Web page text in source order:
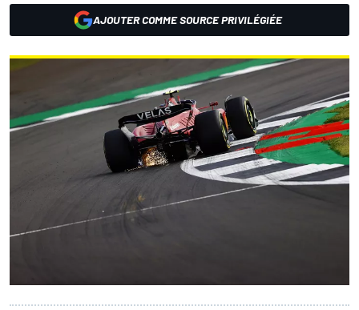
AJOUTER COMME SOURCE PRIVILÉGIÉE